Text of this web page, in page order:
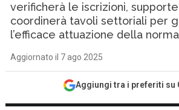
verificherà le iscrizioni,
coordinerà tavoli settoriali per
l’efficace attuazione della
Aggiornato il 7 ago 2025
Aggiungi tra i preferiti su